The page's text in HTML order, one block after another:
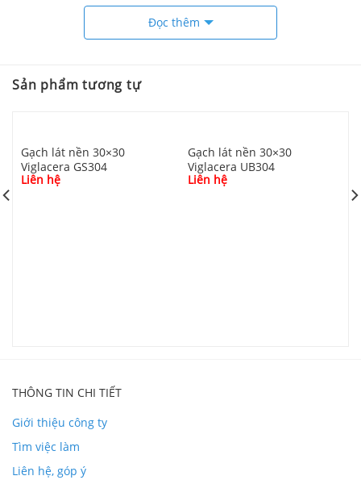
Phối cảnh Gạch lát nền 50×50 Prime 17109
Đọc thêm
Sản phẩm tương tự
Gạch lát nền 30×30
Viglacera GS304
Liên hệ
Gạch lát nền 30×30
Viglacera UB304
Liên hệ
THÔNG TIN CHI TIẾT
Giới thiệu công ty
Tìm việc làm
Liên hệ, góp ý